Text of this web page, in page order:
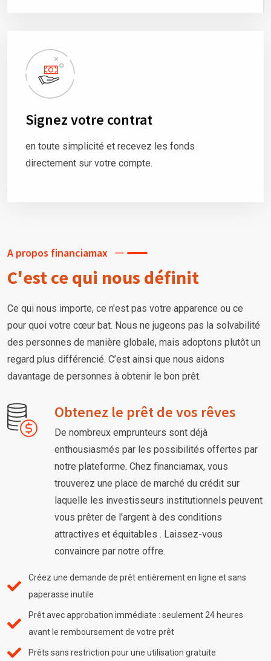
Signez votre contrat
en toute simplicité et recevez les fonds
directement sur votre compte.
A propos financiamax
C'est ce qui nous définit
Ce qui nous importe, ce n'est pas votre apparence ou ce
pour quoi votre cœur bat. Nous ne jugeons pas la solvabilité
des personnes de manière globale, mais adoptons plutôt un
regard plus différencié. C’est ainsi que nous aidons
davantage de personnes à obtenir le bon prêt.
Obtenez le prêt de vos rêves
De nombreux emprunteurs sont déjà
enthousiasmés par les possibilités offertes par
notre plateforme. Chez financiamax, vous
trouverez une place de marché du crédit sur
laquelle les investisseurs institutionnels peuvent
vous prêter de l'argent à des conditions
attractives et équitables . Laissez-vous
convaincre par notre offre.
Créez une demande de prêt entièrement en ligne et sans
paperasse inutile
Prêt avec approbation immédiate : seulement 24 heures
avant le remboursement de votre prêt
Prêts sans restriction pour une utilisation gratuite